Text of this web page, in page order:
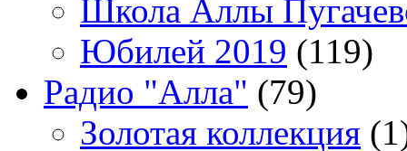
Школа Аллы
Юбилей 2019 (119)
Радио "Алла" (79)
Золотая коллекция